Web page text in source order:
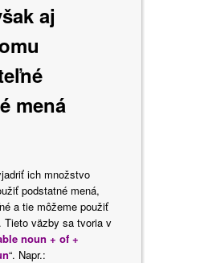
aj
mená
ich množstvo
podstatné mená,
a tie môžeme použiť
väzby sa tvoria v
noun + of +
“. Napr.: